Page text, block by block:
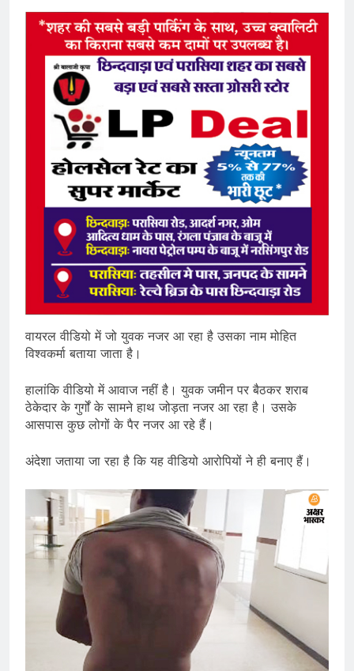
वायरल वीडियो में जो युवक नजर आ रहा है उसका नाम मोहित
विश्वकर्मा बताया जाता है।
हालांकि वीडियो में आवाज नहीं है। युवक जमीन पर बैठकर शराब
ठेकेदार के गुर्गों के सामने हाथ जोड़ता नजर आ रहा है। उसके
आसपास कुछ लोगों के पैर नजर आ रहे हैं।
अंदेशा जताया जा रहा है कि यह वीडियो आरोपियों ने ही बनाए हैं।